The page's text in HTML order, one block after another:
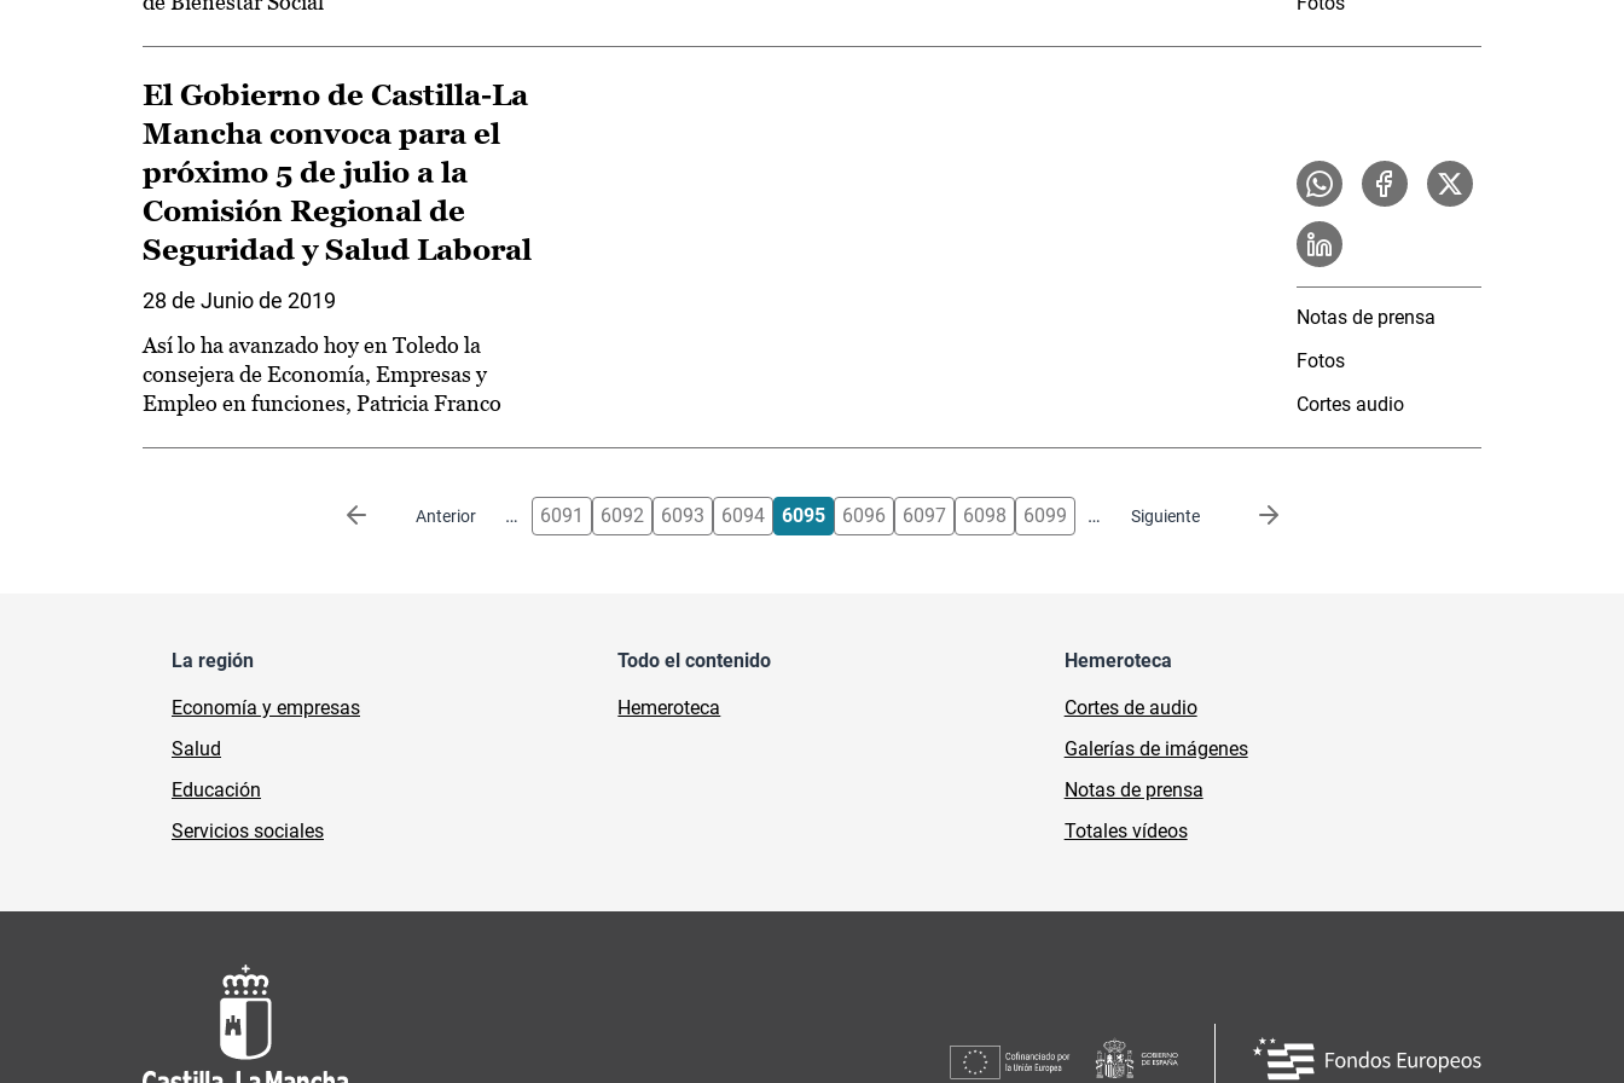
El Gobierno de Castilla-La
Mancha convoca para el
próximo 5 de julio a la
Comisión Regional de
Seguridad y Salud Laboral
28 de Junio de 2019
Así lo ha avanzado hoy en Toledo la
consejera de Economía, Empresas y
Empleo en funciones, Patricia Franco
Notas de prensa
Fotos
Cortes audio
Anterior
Página anterior … 6091 6092 6093 6094 6095 6096 6097 6098 6099 … Siguiente
Siguiente página
La región
Economía y empresas
Salud
Educación
Servicios sociales
Todo el contenido
Hemeroteca
Hemeroteca
Cortes de audio
Galerías de imágenes
Notas de prensa
Totales vídeos